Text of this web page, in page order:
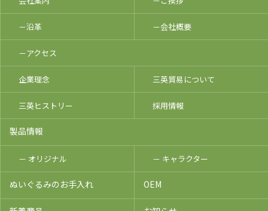
－沿革 －会社概要
－アクセス
企業理念 三英貿易について
三英ヒストリー 採用情報
製品情報
－ オリジナル － キャラクター
ぬいぐるみのお手入れ OEM